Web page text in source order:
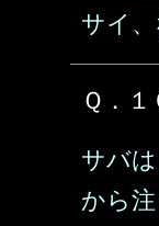
サイ
Ｑ．１
サバ
から注